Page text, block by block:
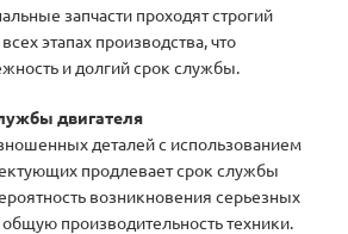
запчасти проходят строгий
этапах производства, что
и долгий срок службы.
двигателя
деталей с использованием
продлевает срок службы
возникновения серьезных
производительность техники.